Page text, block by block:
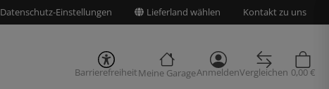
Datenschutz-Einstellungen Lieferland wählen Kontakt zu uns
BarrierefreiheitMeine GarageAnmeldenVergleichen 0,00 €